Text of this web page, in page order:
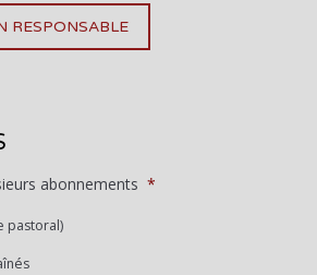
RESPONSABLE
abonnements *
pastoral)